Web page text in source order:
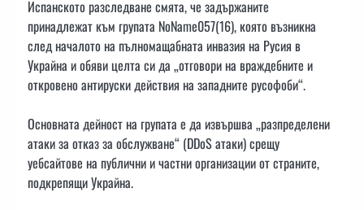
Испанското разследване смята, че задържаните
принадлежат към групата NoName057(16), която възникна
след началото на пълномащабната инвазия на Русия в
Украйна и обяви целта си да „отговори на враждебните и
откровено антируски действия на западните русофоби“.
Основната дейност на групата е да извършва „разпределени
атаки за отказ за обслужване“ (DDoS атаки) срещу
уебсайтове на публични и частни организации от страните,
подкрепящи Украйна.